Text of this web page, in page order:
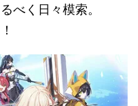
べく日々模索。